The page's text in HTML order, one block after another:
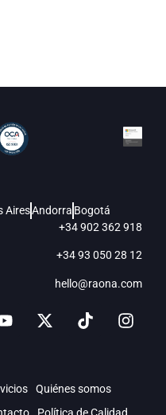
AiresAndorra Bogotá
+34 902 362 918
+34 93 050 28 12
hello@raona.com
Quiénes somos